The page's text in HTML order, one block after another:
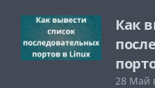
Как
28 Май